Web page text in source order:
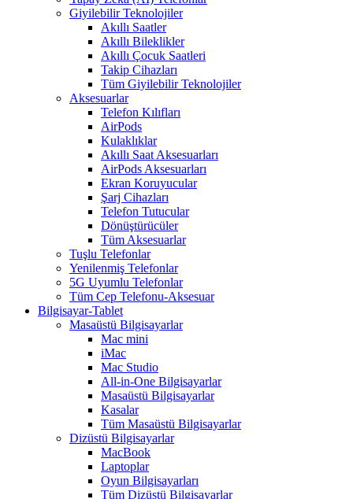
Giyilebilir Teknolojiler
Akıllı Saatler
Akıllı Bileklikler
Akıllı Çocuk Saatleri
Takip Cihazları
Tüm Giyilebilir Teknolojiler
Aksesuarlar
Telefon Kılıfları
AirPods
Kulaklıklar
Akıllı Saat Aksesuarları
AirPods Aksesuarları
Ekran Koruyucular
Şarj Cihazları
Telefon Tutucular
Dönüştürücüler
Tüm Aksesuarlar
Tuşlu Telefonlar
Yenilenmiş Telefonlar
5G Uyumlu Telefonlar
Tüm Cep Telefonu-Aksesuar
Bilgisayar-Tablet
Masaüstü Bilgisayarlar
Mac mini
iMac
Mac Studio
All-in-One Bilgisayarlar
Masaüstü Bilgisayarlar
Kasalar
Tüm Masaüstü Bilgisayarlar
Dizüstü Bilgisayarlar
MacBook
Laptoplar
Oyun Bilgisayarları
Tüm Dizüstü Bilgisayarlar